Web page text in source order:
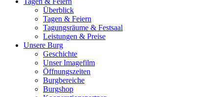
Überblick
Tagen & Feiern
Tagungsräume & Festsaal
Leistungen & Preise
Unsere Burg
Geschichte
Unser Imagefilm
Öffnungszeiten
Burgbereiche
Burgshop